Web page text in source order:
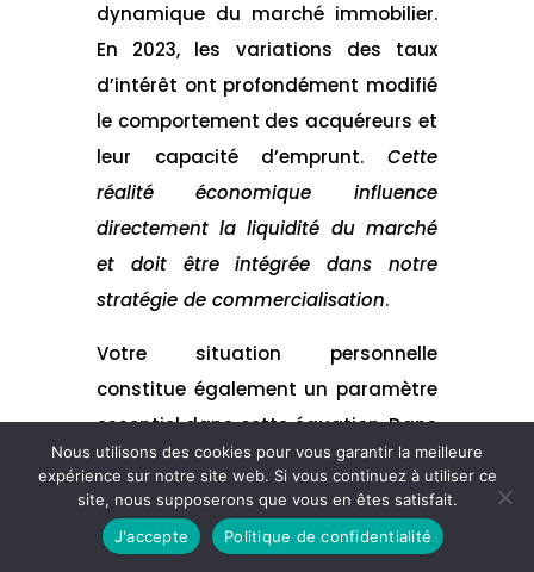
dynamique du marché immobilier.
En 2023, les variations des taux
d’intérêt ont profondément modifié
le comportement des acquéreurs et
leur capacité d’emprunt.Cette
réalité économique influence
directement la liquidité du marché
et doit être intégrée dans notre
stratégie de commercialisation.
Votre situation personnelle
constitue également un paramètre
essentiel dans cette équation. Dans
certains cas spécifiques, comme la
fin d’un engagement locatif en loi
Pinel ou l’acquisition d’un nouveau
Nous utilisons des cookies pour vous garantir la meilleure
expérience sur notre site web. Si vous continuez à utiliser ce
site, nous supposerons que vous en êtes satisfait.
J'accepte
Politique de confidentialité